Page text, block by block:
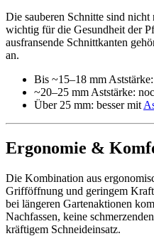
Die sauberen Schnitte sind nicht
wichtig für die Gesundheit der
ausfransende Schnittkanten
an.
Bis ~15–18 mm
~20–25 mm Aststärke:
Über 25 mm: besser mit
Ergonomie &
Die Kombination aus
Grifföffnung und geringem
bei längeren Gartenaktionen
Nachfassen, keine
kräftigem Schneideinsatz.